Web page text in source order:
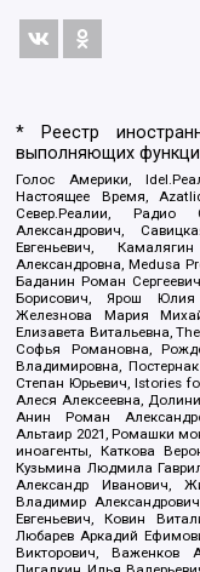
* Реестр
выполняющих
Голос Америки,
Настоящее Время,
Север.Реалии, Радио
Александрович,
Евгеньевич,
Александровна, Medusa
Баданин Роман
Борисович, Ярош Юлия
Железнова Мария
Елизавета Витальевна,
Софья Романовна,
Владимировна,
Степан Юрьевич, Istories
Алеся Алексеевна,
Анин Роман
Альтаир 2021, Ромашки
иноагенты, Каткова
Кузьмина Людмила
Александр Иванович,
Владимир
Евгеньевич, Ковин
Любарев Аркадий
Викторович, Важенков